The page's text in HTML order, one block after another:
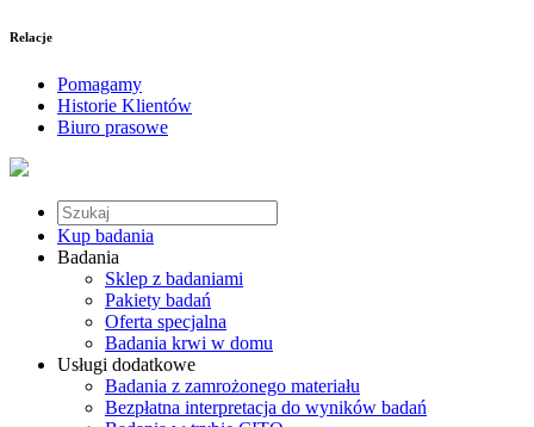
Relacje
Pomagamy
Historie Klientów
Biuro prasowe
Kup badania
Badania
Sklep z badaniami
Pakiety badań
Oferta specjalna
Badania krwi w domu
Usługi dodatkowe
Badania z zamrożonego materiału
Bezpłatna interpretacja do wyników badań